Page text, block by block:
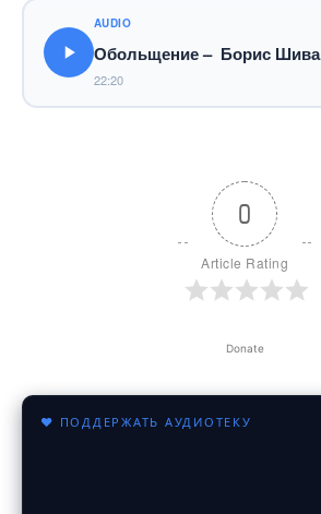
AUDIO
Обольщение – Борис Шива
22:20
0
Article Rating
Donate
♥ ПОДДЕРЖАТЬ АУДИОТЕКУ